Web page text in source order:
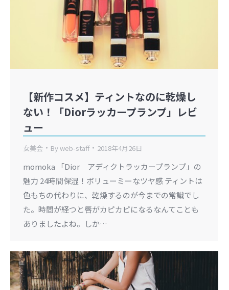
【新作コスメ】ティントなのに乾燥し
ない！「Diorラッカープランプ」レビ
ュー
女美会 Byweb-staff 2018年4月26日
momoka 「Dior アディクトラッカープランプ」の
魅力 24時間保湿！ボリューミーなツヤ感 ティントは
色もちの代わりに、乾燥するのが今までの常識でし
た。時間が経つと唇がカピカピになるなんてことも
ありましたよね。しか…